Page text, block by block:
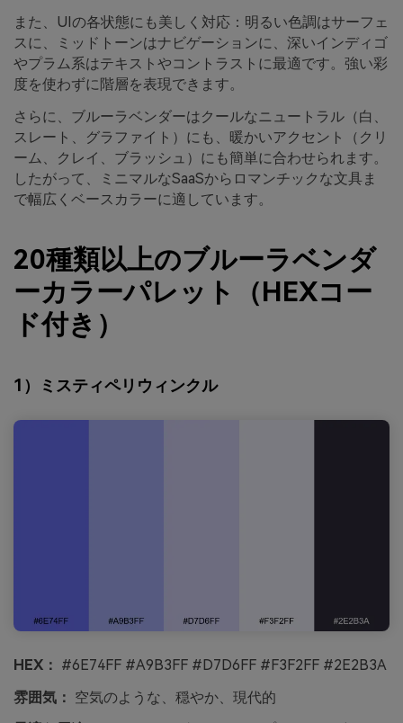
また、UIの各状態にも美しく対応：明るい色調はサーフェ
スに、ミッドトーンはナビゲーションに、深いインディゴ
やプラム系はテキストやコントラストに最適です。強い彩
度を使わずに階層を表現できます。
さらに、ブルーラベンダーはクールなニュートラル（白、
スレート、グラファイト）にも、暖かいアクセント（クリ
ーム、クレイ、ブラッシュ）にも簡単に合わせられます。
したがって、ミニマルなSaaSからロマンチックな文具ま
で幅広くベースカラーに適しています。
20種類以上のブルーラベンダ
ーカラーパレット（HEXコー
ド付き）
1）ミスティペリウィンクル
HEX： #6E74FF #A9B3FF #D7D6FF #F3F2FF #2E2B3A
雰囲気： 空気のような、穏やか、現代的